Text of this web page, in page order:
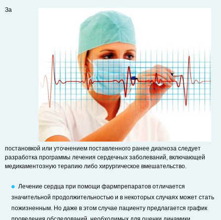
За
постановкой или уточнением поставленного ранее диагноза следует
разработка программы лечения сердечных заболеваний, включающей
медикаментозную терапию либо хирургическое вмешательство.
Лечение сердца при помощи фармпрепаратов отличается
значительной продолжительностью и в некоторых случаях может стать
пожизненным. Но даже в этом случае пациенту предлагается график